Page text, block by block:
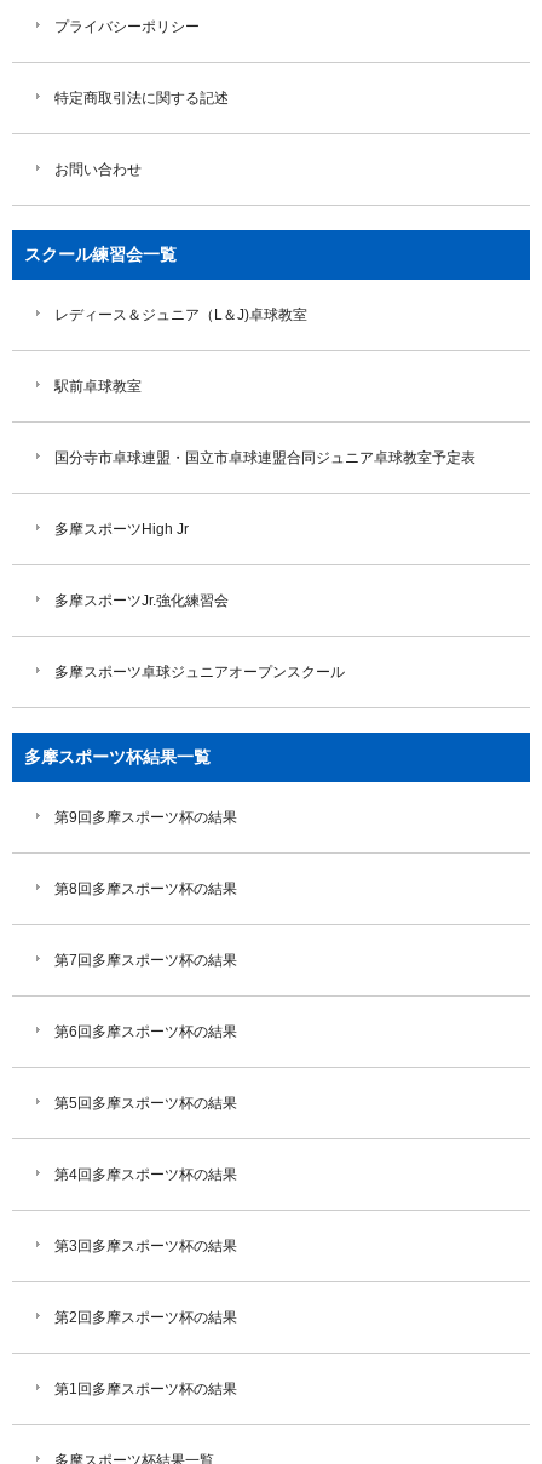
プライバシーポリシー
特定商取引法に関する記述
お問い合わせ
スクール練習会一覧
レディース＆ジュニア（L＆J)卓球教室
駅前卓球教室
国分寺市卓球連盟・国立市卓球連盟合同ジュニア卓球教室予定表
多摩スポーツHigh Jr
多摩スポーツJr.強化練習会
多摩スポーツ卓球ジュニアオープンスクール
多摩スポーツ杯結果一覧
第9回多摩スポーツ杯の結果
第8回多摩スポーツ杯の結果
第7回多摩スポーツ杯の結果
第6回多摩スポーツ杯の結果
第5回多摩スポーツ杯の結果
第4回多摩スポーツ杯の結果
第3回多摩スポーツ杯の結果
第2回多摩スポーツ杯の結果
第1回多摩スポーツ杯の結果